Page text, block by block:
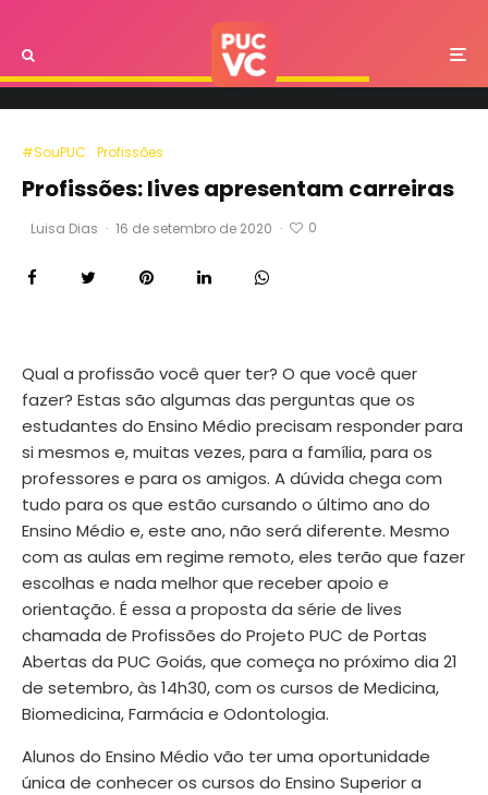
#SouPUC Profissões
Profissões: lives apresentam carreiras
Luisa Dias · 16 de setembro de 2020 · 0
Qual a profissão você quer ter? O que você quer
fazer? Estas são algumas das perguntas que os
estudantes do Ensino Médio precisam responder para
si mesmos e, muitas vezes, para a família, para os
professores e para os amigos. A dúvida chega com
tudo para os que estão cursando o último ano do
Ensino Médio e, este ano, não será diferente. Mesmo
com as aulas em regime remoto, eles terão que fazer
escolhas e nada melhor que receber apoio e
orientação. É essa a proposta da série de lives
chamada de Profissões do Projeto PUC de Portas
Abertas da PUC Goiás, que começa no próximo dia 21
de setembro, às 14h30, com os cursos de Medicina,
Biomedicina, Farmácia e Odontologia.
Alunos do Ensino Médio vão ter uma oportunidade
única de conhecer os cursos do Ensino Superior a